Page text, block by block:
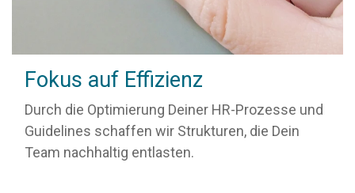
Fokus auf Effizienz
Durch die Optimierung Deiner HR-Prozesse und
Guidelines schaffen wir Strukturen, die Dein
Team nachhaltig entlasten.